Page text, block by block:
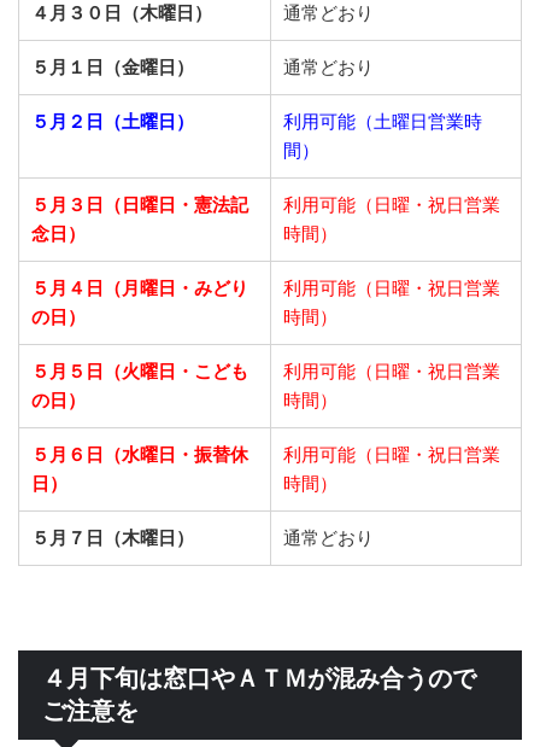
４月３０日（木曜日） 通常どおり
５月１日（金曜日） 通常どおり
５月２日（土曜日）
利用可能（土曜日営業時
間）
５月３日（日曜日・憲法記
念日）
利用可能（日曜・祝日営業
時間）
５月４日（月曜日・みどり
の日）
利用可能（日曜・祝日営業
時間）
５月５日（火曜日・こども
の日）
利用可能（日曜・祝日営業
時間）
５月６日（水曜日・振替休
日）
利用可能（日曜・祝日営業
時間）
５月７日（木曜日） 通常どおり
４月下旬は窓口やＡＴＭが混み合うので
ご注意を